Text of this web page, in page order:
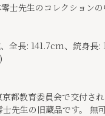
士先生のコレクション
全長: 141.7cm、銃身長
都教育委員会で交付さ
先生の旧蔵品です。 無